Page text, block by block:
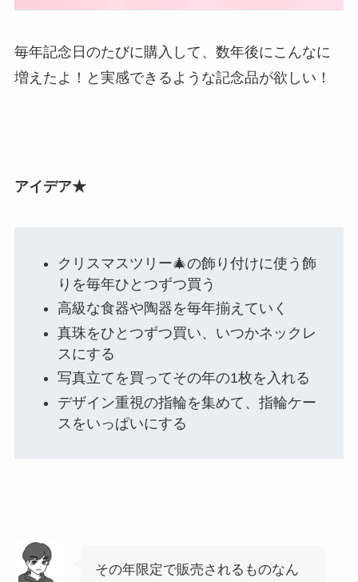
毎年記念日のたびに購入して、数年後にこんなに
増えたよ！と実感できるような記念品が欲しい！
アイデア★
クリスマスツリー🎄の飾り付けに使う飾
りを毎年ひとつずつ買う
高級な食器や陶器を毎年揃えていく
真珠をひとつずつ買い、いつかネックレ
スにする
写真立てを買ってその年の1枚を入れる
デザイン重視の指輪を集めて、指輪ケー
スをいっぱいにする
その年限定で販売されるものなん